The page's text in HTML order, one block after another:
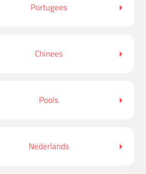
Portugees
Chinees
Pools
Nederlands